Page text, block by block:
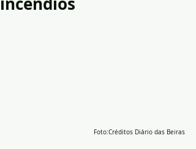
Foto:Créditos Diário das Beiras